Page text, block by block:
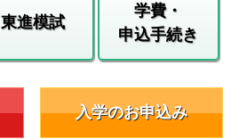
東進模試
学費・
申込手続き
入学のお申込み